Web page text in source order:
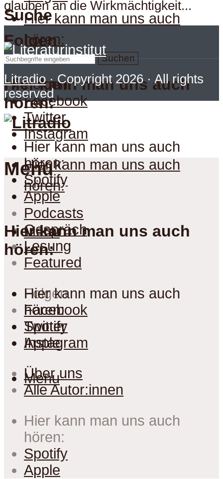
Suche
Suchen
Hier kann man uns auch
hören:
Hier kann man uns auch
hören:
Hier kann man uns auch
hören:
Spotify
Apple
Menu
Folgen
Folgen
Facebook
Twitter
Instagram
Hier kann man uns auch
hören:
Hier kann man uns auch
hören:
Hier kann man uns auch
hören:
Spotify
Apple
Menu
glauben an die Wirkmächtigkeit...
Litradio· Copyright 2026 · All rights
reserved
Menu
Podcasts
Gespräch
Lesung
Featured
Folgen
Facebook
Twitter
Instagram
Über uns
Alle Autor:innen
Hier kann man uns auch
hören:
Spotify
Apple